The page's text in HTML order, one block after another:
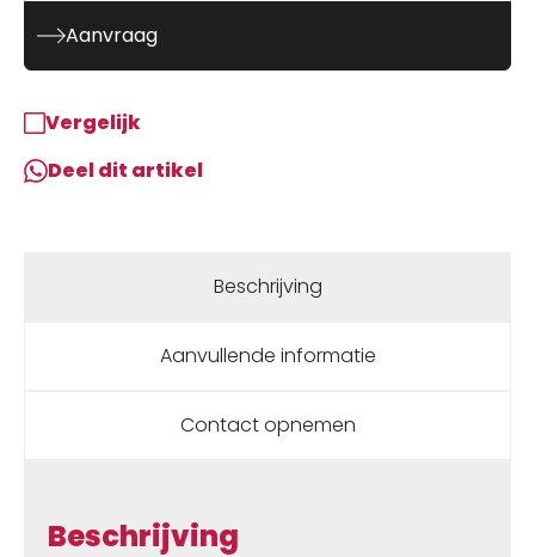
Aanvraag
Vergelijk
Deel dit artikel
Beschrijving
Aanvullende informatie
Contact opnemen
Beschrijving